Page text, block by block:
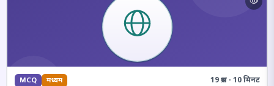
MCQ मध्यम 19 प्रश्न · 10 मिनट